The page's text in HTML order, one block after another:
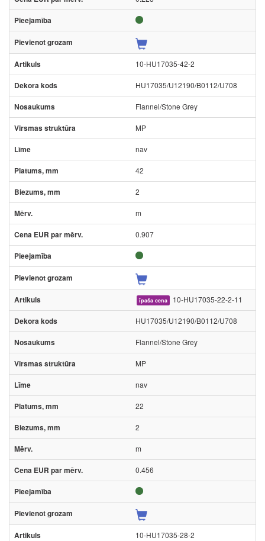
10-HU17035-42-2
HU17035/U12190/B0112/U708
Flannel/Stone Grey
MP
nav
42
2
m
0.907
īpaša cena 10-HU17035-22-2-11
HU17035/U12190/B0112/U708
Flannel/Stone Grey
MP
nav
22
2
m
0.456
10-HU17035-28-2